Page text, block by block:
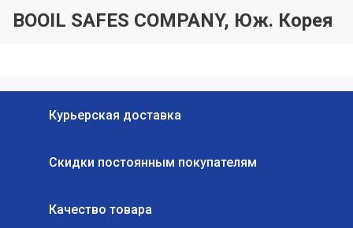
BOOIL SAFES COMPANY, Юж. Корея
Курьерская доставка
Скидки постоянным покупателям
Качество товара